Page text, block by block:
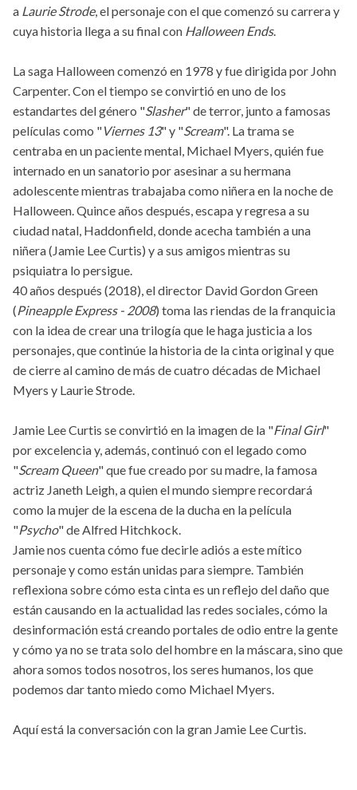
a Laurie Strode, el personaje con el que comenzó su carrera y
cuya historia llega a su final con Halloween Ends.
La saga Halloween comenzó en 1978 y fue dirigida por John
Carpenter. Con el tiempo se convirtió en uno de los
estandartes del género "Slasher" de terror, junto a famosas
películas como "Viernes 13" y "Scream". La trama se
centraba en un paciente mental, Michael Myers, quién fue
internado en un sanatorio por asesinar a su hermana
adolescente mientras trabajaba como niñera en la noche de
Halloween. Quince años después, escapa y regresa a su
ciudad natal, Haddonfield, donde acecha también a una
niñera (Jamie Lee Curtis) y a sus amigos mientras su
psiquiatra lo persigue.
40 años después (2018), el director David Gordon Green
(Pineapple Express - 2008) toma las riendas de la franquicia
con la idea de crear una trilogía que le haga justicia a los
personajes, que continúe la historia de la cinta original y que
de cierre al camino de más de cuatro décadas de Michael
Myers y Laurie Strode.
Jamie Lee Curtis se convirtió en la imagen de la "Final Girl"
por excelencia y, además, continuó con el legado como
"Scream Queen" que fue creado por su madre, la famosa
actriz Janeth Leigh, a quien el mundo siempre recordará
como la mujer de la escena de la ducha en la película
"Psycho" de Alfred Hitchkock.
Jamie nos cuenta cómo fue decirle adiós a este mítico
personaje y como están unidas para siempre. También
reflexiona sobre cómo esta cinta es un reflejo del daño que
están causando en la actualidad las redes sociales, cómo la
desinformación está creando portales de odio entre la gente
y cómo ya no se trata solo del hombre en la máscara, sino que
ahora somos todos nosotros, los seres humanos, los que
podemos dar tanto miedo como Michael Myers.
Aquí está la conversación con la gran Jamie Lee Curtis.